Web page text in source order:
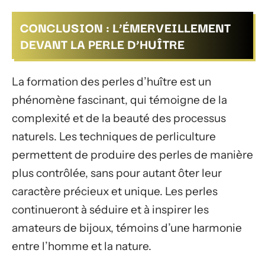
CONCLUSION : L’ÉMERVEILLEMENT
DEVANT LA PERLE D’HUÎTRE
La formation des perles d’huître est un
phénomène fascinant, qui témoigne de la
complexité et de la beauté des processus
naturels. Les techniques de perliculture
permettent de produire des perles de manière
plus contrôlée, sans pour autant ôter leur
caractère précieux et unique. Les perles
continueront à séduire et à inspirer les
amateurs de bijoux, témoins d’une harmonie
entre l’homme et la nature.